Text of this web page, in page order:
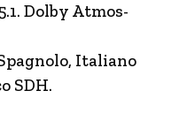
Dolby Atmos-
Italiano
SDH.